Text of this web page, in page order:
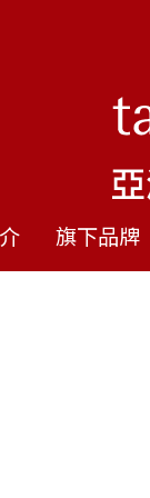
旗下品牌